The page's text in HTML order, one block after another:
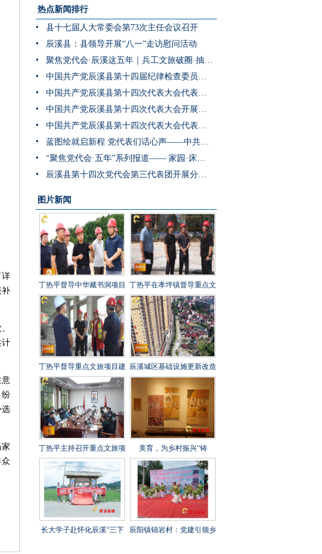
详
补
计
意
纷
选
众
热点新闻排行
县十七届人大常委会第73次主任会议召开
辰溪县：县领导开展“八一”走访慰问活动
聚焦党代会·辰溪这五年｜兵工文旅破圈·抽水蓄能冲刺·园区集群成势 辰溪把产业“老底子”变为发展“新引擎”
中国共产党辰溪县第十四届纪律检查委员会第一次全体会议召开
中国共产党辰溪县第十四次代表大会代表团第四次会议开展分团预选
中国共产党辰溪县第十四次代表大会开展代表团第三次会议分团讨论
中国共产党辰溪县第十四次代表大会代表团第二次会议开展分团讨论
蓝图绘就启新程 党代表们话心声——中共辰溪县第十四次党代会代表访谈
“聚焦党代会·五年”系列报道—— 家园·床位·课桌三个坐标读懂辰溪民生温度
辰溪县第十四次党代会第三代表团开展分团讨论
图片新闻
丁热平督导中华藏书洞项目
建设工作时强调 全力攻坚
冲刺 守牢安全底线 打造经
得起检验的精品文旅项目
丁热平在孝坪镇督导重点文
旅项目建设时强调 紧盯节
点 全力冲刺 高标准高质量
高效率推进项目建设
丁热平督导重点文旅项目建
设工作时强调 以匠心打造
百年兵工文化传承新地标
辰溪城区基础设施更新改造
工程全速推进
丁热平主持召开重点文旅项
目建设调度会 全力打造“福
地怀化”文旅新秀
美育，为乡村振兴“铸
魂”——辰溪县罗子山瑶族
乡学校开展大树艺术节
长大学子赴怀化辰溪“三下 辰阳镇锦岩村：党建引领乡